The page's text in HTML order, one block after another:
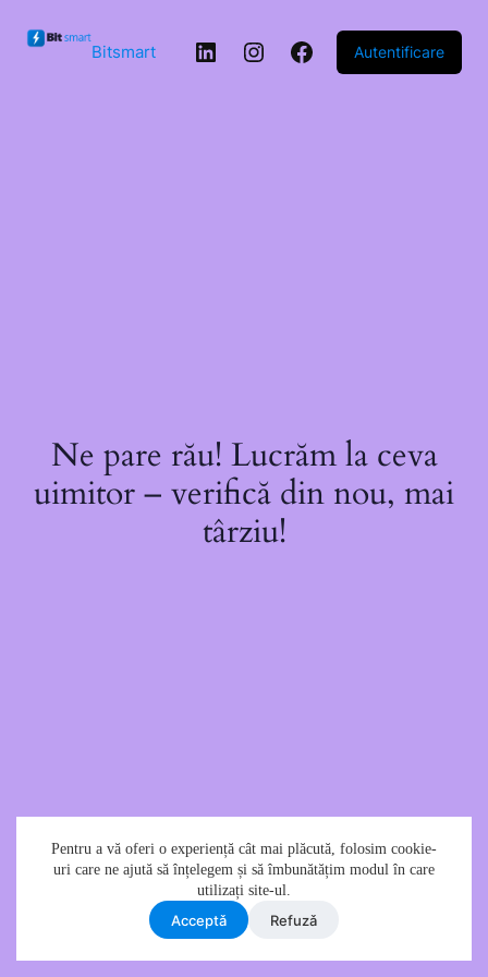
conținut
Pentru a vă oferi o experiență cât mai plăcută, folosim cookie-
uri care ne ajută să înțelegem și să îmbunătățim modul în care
utilizați site-ul.
Acceptǎ Refuzǎ
Bitsmart LinkedInInstagram
Facebook
Autentificare
Ne pare rău! Lucrăm la ceva
uimitor – verifică din nou, mai
târziu!